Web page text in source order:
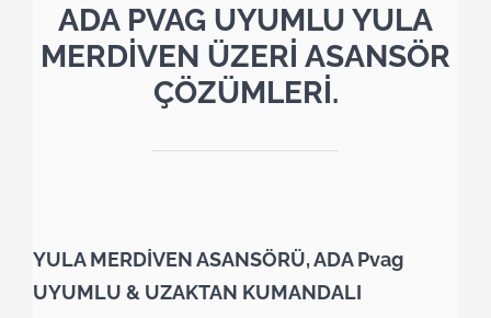
ADA PVAG UYUMLU YULA
MERDİVEN ÜZERİ ASANSÖR
ÇÖZÜMLERİ.
YULA MERDİVEN ASANSÖRÜ, ADA Pvag
UYUMLU & UZAKTAN KUMANDALI